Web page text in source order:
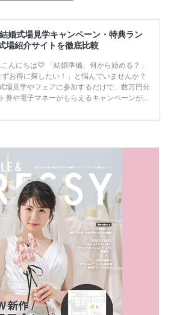
婚式場見学キャンペーン・特典ラン
場紹介サイトを徹底比較
んにちは♡ 「結婚準備、何から始める？」
ずお得に探したい！」と悩んでいませんか？
場見学やフェアに参加するだけで、数万円分
券や電子マネーがもらえるキャンペーンがあ
較せずに選ぶと損をしてしまうことも……。
典金額・条件・応募方法・注意点 「どこが
？」「プラコレの特典は？」といった疑問も
ます。 まずは診断で候補を絞れる「ウェディ
ング診断」か、体験型 […]
続きを読む